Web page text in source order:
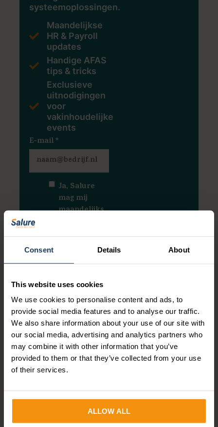
Consent Details About
This website uses cookies
We use cookies to personalise content and ads, to
provide social media features and to analyse our traffic.
We also share information about your use of our site with
our social media, advertising and analytics partners who
may combine it with other information that you’ve
provided to them or that they’ve collected from your use
of their services.
ALLOW ALL
systeemoplossingen.
Maandelijkse
HR & Payroll
updates
Handige AFAS
tips & tricks
Exclusieve
uitnodigingen
voor
vakinhoudelijke
events
E-mail*
Ja, Salure
mag mij
maandelijks
Community
mijn
persoonsgegevens
verwerken en
opslaan.*
3.000+ mensen